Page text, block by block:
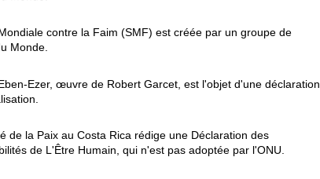
contre la Faim (SMF) est créée par un groupe de
Monde.
Ezer, œuvre de Robert Garcet, est l'objet d'une déclaration
de la Paix au Costa Rica rédige une Déclaration des
de L'Être Humain, qui n'est pas adoptée par l'ONU.